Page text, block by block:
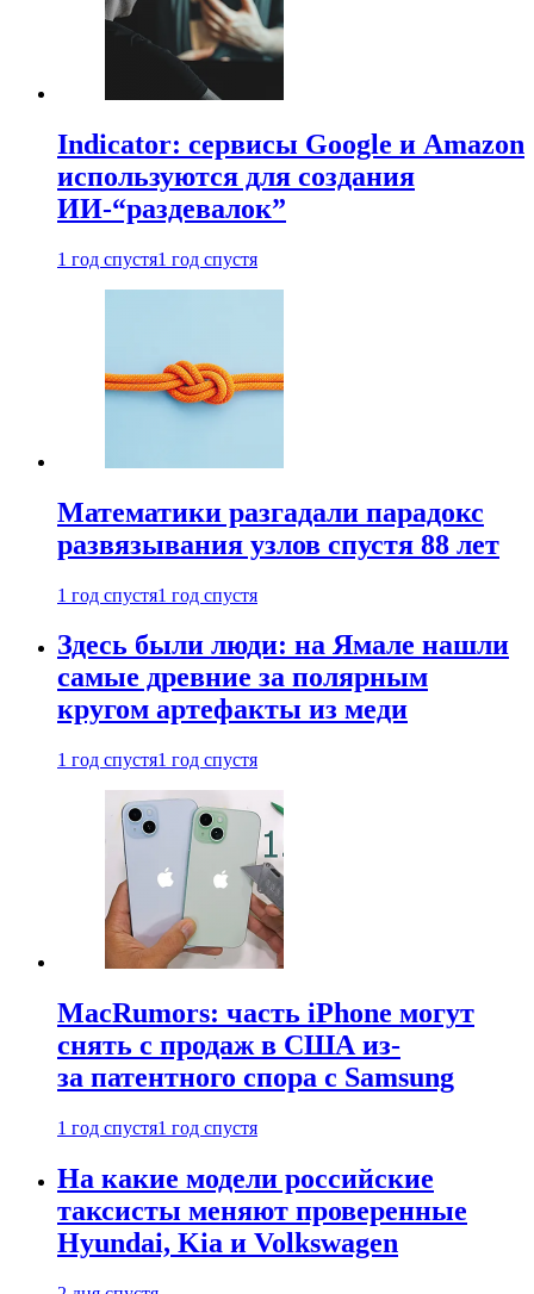
Indicator: сервисы Google и Amazon
используются для создания
ИИ-“раздевалок”
1 год спустя1 год спустя
Математики разгадали парадокс
развязывания узлов спустя 88 лет
1 год спустя1 год спустя
Здесь были люди: на Ямале нашли
самые древние за полярным
кругом артефакты из меди
1 год спустя1 год спустя
MacRumors: часть iPhone могут
снять с продаж в США из-
за патентного спора с Samsung
1 год спустя1 год спустя
На какие модели российские
таксисты меняют проверенные
Hyundai, Kia и Volkswagen